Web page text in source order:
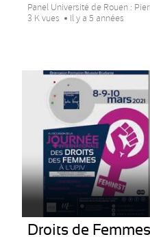
Panel Université de Rouen :
3 K vues
Il y a 5 années
Droits de